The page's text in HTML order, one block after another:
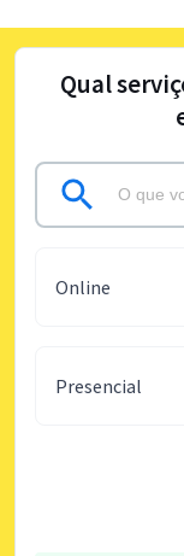
Qual
Online
Presencial